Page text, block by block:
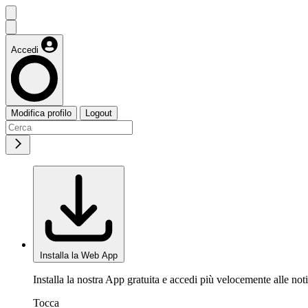
Accedi
Modifica profilo Logout
Installa la Web App
Installa la nostra App gratuita e accedi più velocemente alle
Tocca